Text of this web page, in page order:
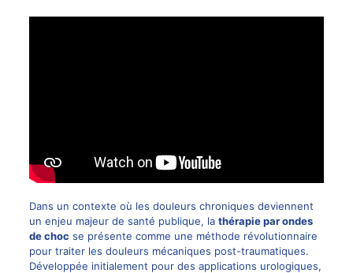
Dans un contexte où les douleurs chroniques deviennent
un enjeu majeur de santé publique, la thérapie par ondes
de choc se présente comme une méthode révolutionnaire
pour traiter les douleurs mécaniques post-traumatiques.
Développée initialement pour des applications urologiques,